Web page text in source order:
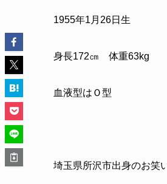
1955年1 月 26日生
身長172㎝ 体重63kg
血液型はＯ型
埼玉県所沢市出身のお笑